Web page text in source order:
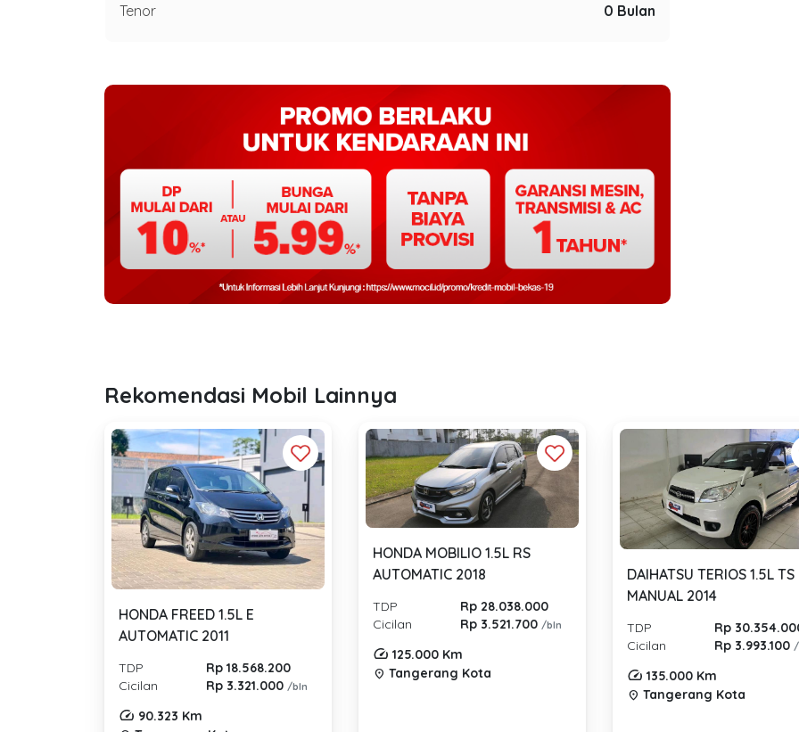
Tenor
0 Bulan
Rekomendasi Mobil Lainnya
HONDA FREED 1.5L E
AUTOMATIC 2011
TDP
Rp 18.568.200
Cicilan
Rp 3.321.000 /bln
90.323 Km
HONDA MOBILIO 1.5L RS
AUTOMATIC 2018
TDP
Rp 28.038.000
Cicilan
Rp 3.521.700 /bln
125.000 Km
location_on Tangerang Kota
DAIHATSU TERIOS 1.5L TS
MANUAL 2014
TDP
Rp
Cicilan
Rp 3.993.100
135.000 Km
location_on Tangerang Kota